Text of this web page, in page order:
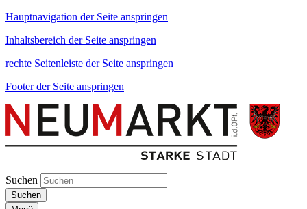
Hauptnavigation der Seite anspringen
Inhaltsbereich der Seite anspringen
rechte Seitenleiste der Seite anspringen
Footer der Seite anspringen
Suchen
Suchen